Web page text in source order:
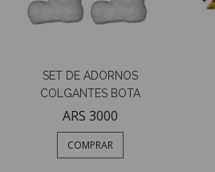
SET DE ADORNOS
COLGANTES BOTA
ARS 3000
COMPRAR